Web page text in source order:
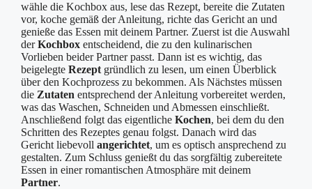
wähle die Kochbox aus, lese das Rezept, bereite die Zutaten
vor, koche gemäß der Anleitung, richte das Gericht an und
genieße das Essen mit deinem Partner. Zuerst ist die Auswahl
derKochboxentscheidend, die zu den kulinarischen
Vorlieben beider Partner passt. Dann ist es wichtig, das
beigelegte Rezeptgründlich zu lesen, um einen Überblick
über den Kochprozess zu bekommen. Als Nächstes müssen
die Zutaten entsprechend der Anleitung vorbereitet werden,
was das Waschen, Schneiden und Abmessen einschließt.
Anschließend folgt das eigentliche Kochen, bei dem du den
Schritten des Rezeptes genau folgst. Danach wird das
Gericht liebevoll angerichtet, um es optisch ansprechend zu
gestalten. Zum Schluss genießt du das sorgfältig zubereitete
Essen in einer romantischen Atmosphäre mit deinem
Partner.